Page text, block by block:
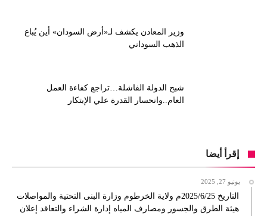
وزير المعادن يكشف لـ«أرض السودان» أين يُباع
الذهب السوداني
شبح الدولة الفاشلة…تراجع كفاءة العمل
العام..وانحسار القدرة علي الإبتكار
إقرأ أيضا
يونيو 27, 2025
التاريخ 2025/6/25م ولاية الخرطوم وزارة البنى التحتية والمواصلات
هيئة الطرق والجسور ومصارف المياه إدارة الشراء والتعاقد إعلان